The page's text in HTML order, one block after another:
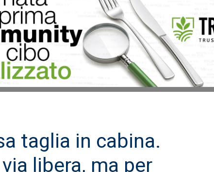
Salvagente
taglia in cabina.
libera, ma per